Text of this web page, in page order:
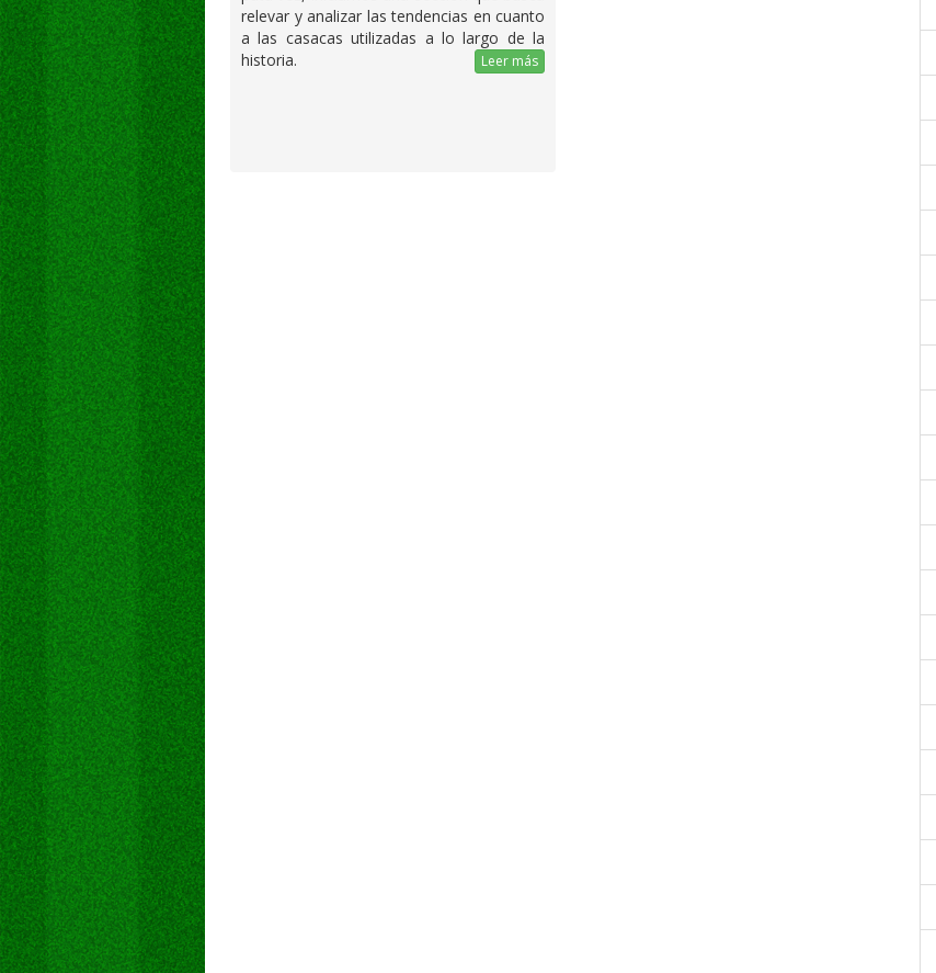
relevar y analizar las tendencias en cuanto
a las casacas utilizadas a lo largo de la
historia.
Leer más